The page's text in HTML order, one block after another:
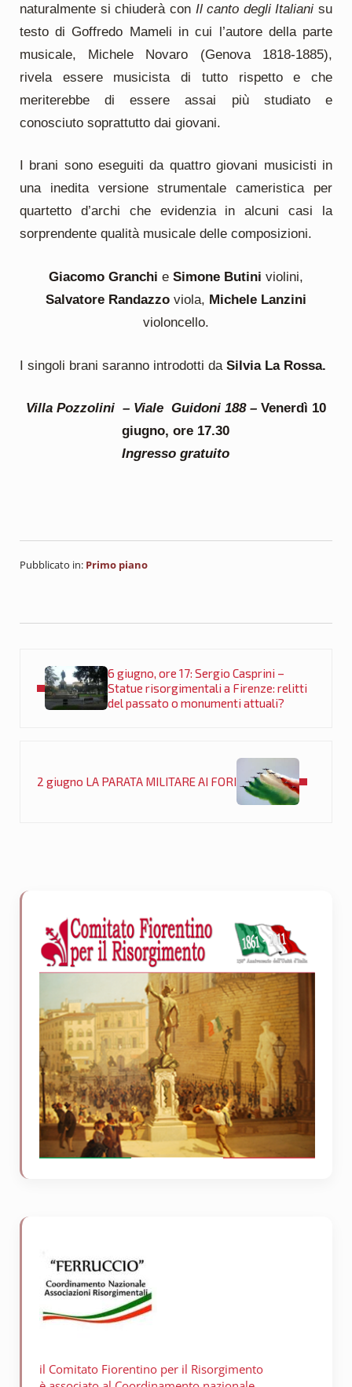
naturalmente si chiuderà con Il canto degli Italiani su
testo di Goffredo Mameli in cui l’autore della parte
musicale, Michele Novaro (Genova 1818-1885),
rivela essere musicista di tutto rispetto e che
meriterebbe di essere assai più studiato e
conosciuto soprattutto dai giovani.
I brani sono eseguiti da quattro giovani musicisti in
una inedita versione strumentale cameristica per
quartetto d’archi che evidenzia in alcuni casi la
sorprendente qualità musicale delle composizioni.
Giacomo Granchi e Simone Butini violini,
Salvatore Randazzoviola, Michele Lanzini
violoncello.
I singoli brani saranno introdotti da Silvia La Rossa.
Villa Pozzolini – Viale Guidoni 188 – Venerdì 10
giugno, ore 17.30
Ingresso gratuito
Pubblicato in: Primo piano
6 giugno, ore 17: Sergio Casprini –
Statue risorgimentali a Firenze: relitti
del passato o monumenti attuali?
2 giugno LA PARATA MILITARE AI FORI
Sidebar
il Comitato Fiorentino per il Risorgimento